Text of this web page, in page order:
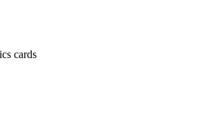
cards